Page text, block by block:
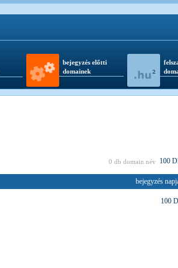
bejegyzés előtti
domainek
0 db domain név 100
bejegyzés
100